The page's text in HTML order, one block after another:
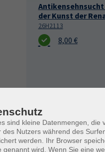
der Kunst der
26H2113
8,00 €
Ein kunst- und
26H2114
12,00 €
sind kleine Datenmengen, die
des Nutzers während des
werden. Ihr Browser
genannt wird. Wenn Sie eine